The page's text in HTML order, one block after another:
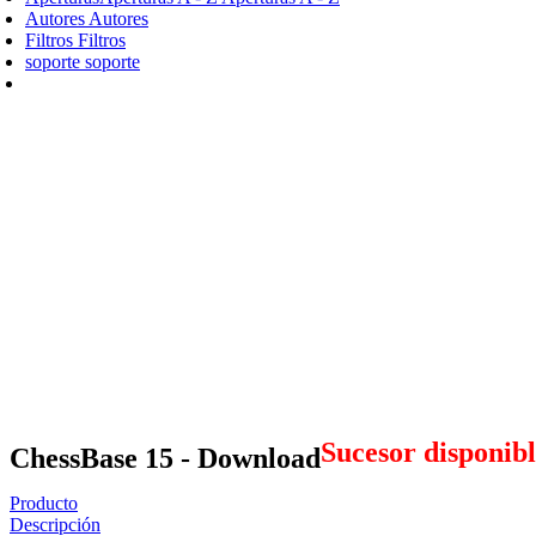
Autores Autores
Filtros Filtros
soporte soporte
ChessBase 15 - DownloadSucesor
Producto
Descripción